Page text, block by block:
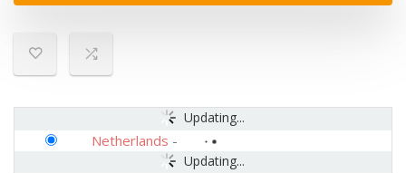
Updating...
Updating...
Netherlands -